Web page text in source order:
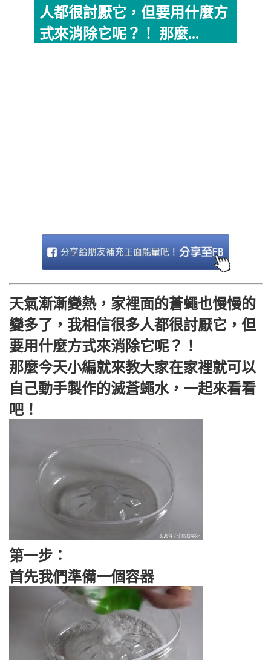
人都很討厭它，但要用什麼方
式來消除它呢？！ 那麼...
天氣漸漸變熱，家裡面的蒼蠅也慢慢的
變多了，我相信很多人都很討厭它，但
要用什麼方式來消除它呢？！
那麼今天小編就來教大家在家裡就可以
自己動手製作的滅蒼蠅水，一起來看看
吧！
第一步：
首先我們準備一個容器